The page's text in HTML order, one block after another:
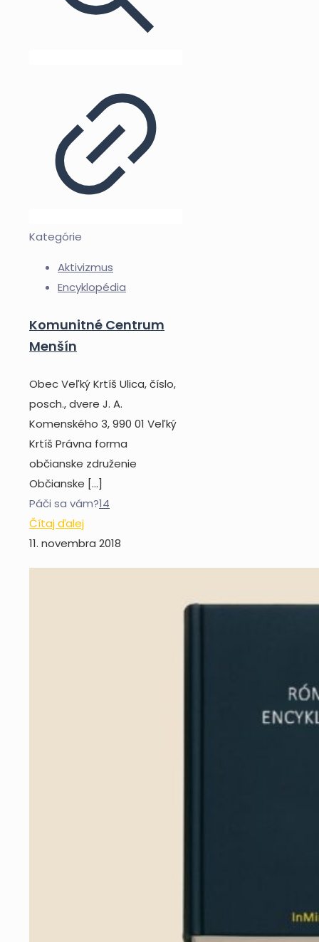
Kategórie
Aktivizmus
Encyklopédia
Komunitné Centrum
Menšín
Obec Veľký Krtíš Ulica, číslo,
posch., dvere J. A.
Komenského 3, 990 01 Veľký
Krtíš Právna forma
občianske združenie
Občianske […]
Páči sa vám?14
Čítaj ďalej
11. novembra 2018